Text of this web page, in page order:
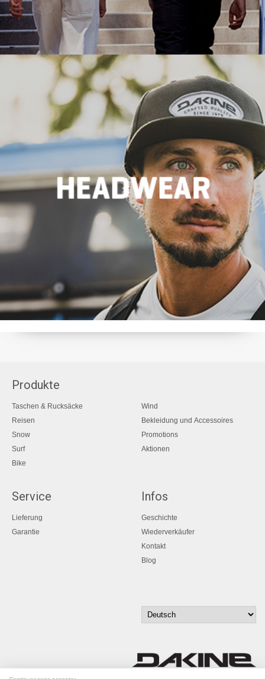
Produkte
Taschen & Rucksäcke
Reisen
Snow
Surf
Bike
Wind
Bekleidung und Accessoires
Promotions
Aktionen
Service
Lieferung
Garantie
Infos
Geschichte
Wiederverkäufer
Kontakt
Blog